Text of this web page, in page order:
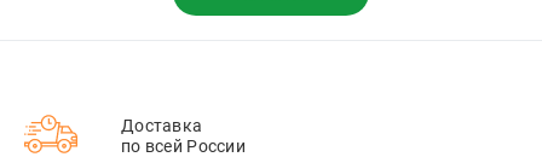
Доставка
по всей России